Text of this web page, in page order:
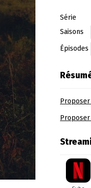
Série
Saisons
Épisodes